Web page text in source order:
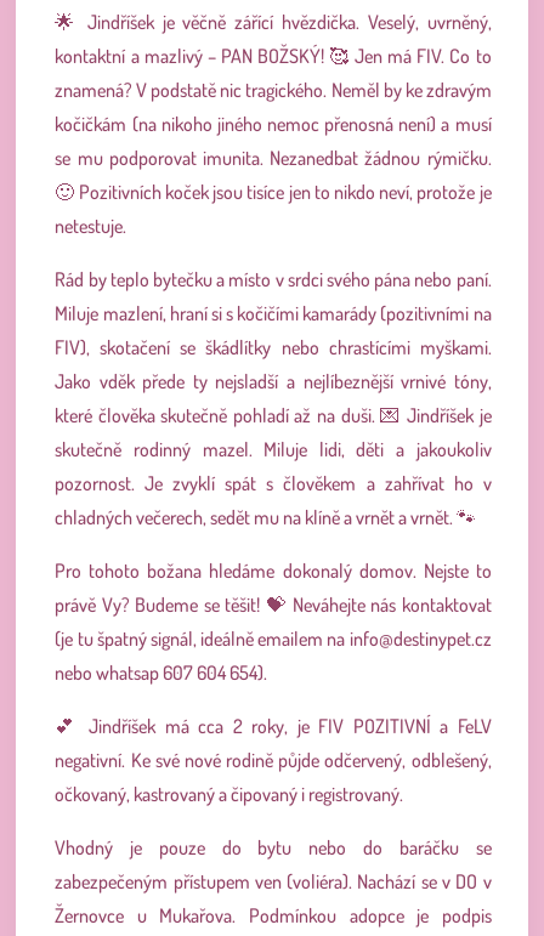
🌟 Jindříšek je věčně zářící hvězdička. Veselý, uvrněný,
kontaktní a mazlivý – PAN BOŽSKÝ! 🥰 Jen má FIV. Co to
znamená? V podstatě nic tragického. Neměl by ke zdravým
kočičkám (na nikoho jiného nemoc přenosná není) a musí
se mu podporovat imunita. Nezanedbat žádnou rýmičku.
🙂 Pozitivních koček jsou tisíce jen to nikdo neví, protože je
netestuje.
Rád by teplo bytečku a místo v srdci svého pána nebo paní.
Miluje mazlení, hraní si s kočičími kamarády (pozitivními na
FIV), skotačení se škádlítky nebo chrastícími myškami.
Jako vděk přede ty nejsladší a nejlíbeznější vrnivé tóny,
které člověka skutečně pohladí až na duši.💌Jindříšek je
skutečně rodinný mazel. Miluje lidi, děti a jakoukoliv
pozornost. Je zvyklí spát s člověkem a zahřívat ho v
chladných večerech, sedět mu na klíně a vrnět a vrnět.🐾
Pro tohoto božana hledáme dokonalý domov. Nejste to
právě Vy? Budeme se těšit! 💝 Neváhejte nás kontaktovat
(je tu špatný signál, ideálně emailem na info@destinypet.cz
nebo whatsap 607 604 654).
💕 Jindříšek má cca 2 roky, je FIV POZITIVNÍ a FeLV
negativní. Ke své nové rodině půjde odčervený, odblešený,
očkovaný, kastrovaný a čipovaný i registrovaný.
Vhodný je pouze do bytu nebo do baráčku se
zabezpečeným přístupem ven (voliéra). Nachází se v DO v
Žernovce u Mukařova. Podmínkou adopce je podpis